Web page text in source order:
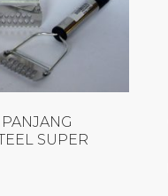
SUPER